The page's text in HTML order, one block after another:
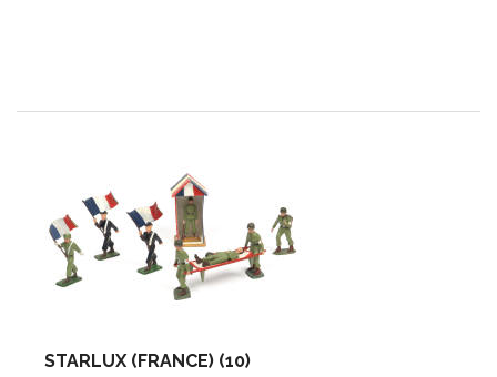
STARLUX (FRANCE) (10)